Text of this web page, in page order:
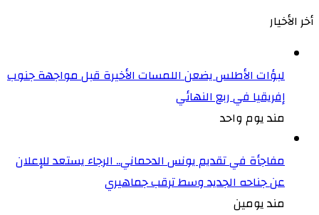
أخر الأخيار
لبؤات الأطلس يضعن اللمسات الأخيرة قبل مواجهة جنوب
إفريقيا في ربع النهائي
مند يوم واحد
مفاجأة في تقديم يونس الدحماني.. الرجاء يستعد للإعلان
عن جناحه الجديد وسط ترقب جماهيري
مند يومين